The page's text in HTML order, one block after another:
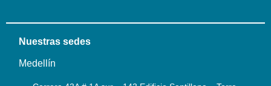
Nuestras sedes
Medellín